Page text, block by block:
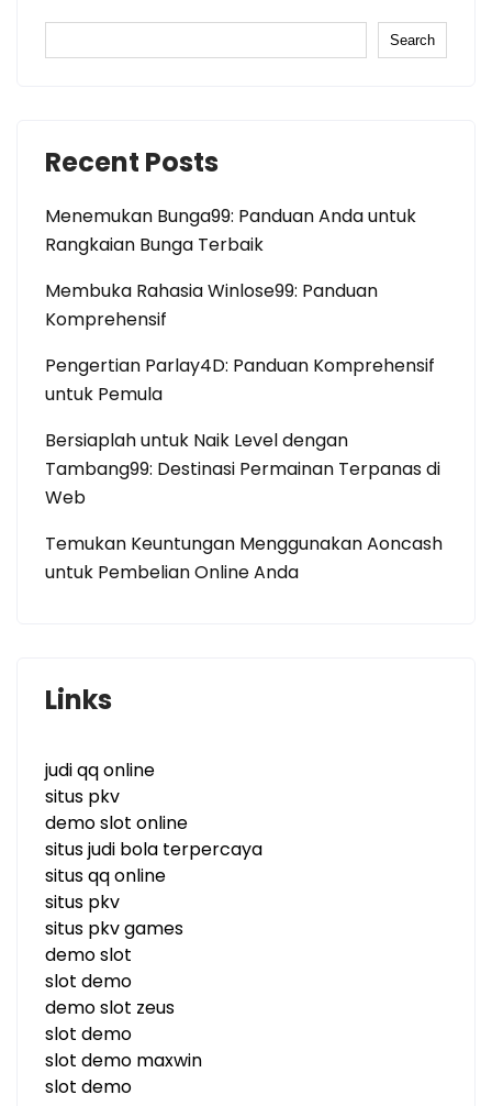
Search
Recent Posts
Menemukan Bunga99: Panduan Anda untuk
Rangkaian Bunga Terbaik
Membuka Rahasia Winlose99: Panduan
Komprehensif
Pengertian Parlay4D: Panduan Komprehensif
untuk Pemula
Bersiaplah untuk Naik Level dengan
Tambang99: Destinasi Permainan Terpanas di
Web
Temukan Keuntungan Menggunakan Aoncash
untuk Pembelian Online Anda
Links
judi qq online
situs pkv
demo slot online
situs judi bola terpercaya
situs qq online
situs pkv
situs pkv games
demo slot
slot demo
demo slot zeus
slot demo
slot demo maxwin
slot demo